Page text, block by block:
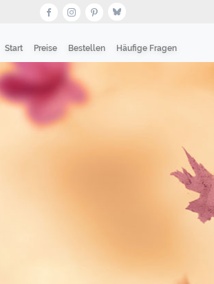
Start(current)
Preise(current)
Bestellen Häufige Fragen